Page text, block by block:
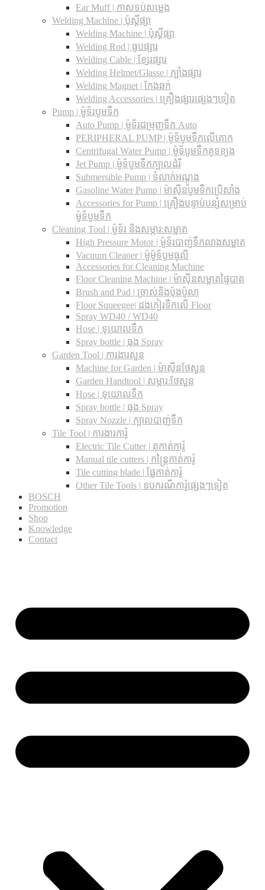
Ear Muff | កាសទប់សម្លេង
Welding Machine | ប៉ុស្តិ៍ផ្សា
Welding Machine | ប៉ុស្តិ៍ផ្សា
Welding Rod | ធូបផ្សារ
Welding Cable | ខ្សែរផ្សារ
Welding Helmet/Glasse | ក្បាំងផ្សារ
Welding Magnet | កែងឆក់
Welding Accessories | គ្រឿងផ្សារផ្សេងៗទៀត
Pump | ម៉ូទ័របូមទឹក
Auto Pump | ម៉ូទ័រជម្រុញទឹក Auto
PERIPHERAL PUMP | ម៉ូទ័បូមទឹកលើគោក
Centrifugal Water Pump | ម៉ូទ័បូមទឹកគូទខ្យង
Jet Pump | ម៉ូទ័បូមទឹកក្បាលដំរី
Submersible Pump | ទំលាក់អណ្តូង
Gasoline Water Pump | ម៉ាស៊ីនបូមទឹកប្រើសាំង
Accessories for Pump | គ្រឿងបន្ទាប់បន្សំសម្រាប់
ម៉ូទ័បូមទឹក
Cleaning Tool | ម៉ូទ័រ និងសម្ភារ:សម្អាត
High Pressure Motor | ម៉ូទ័របាញ់ទឹកលាងសម្អាត
Vacuum Cleaner | ម៉ូម៉ូទ័បូមធូលី
Accessories for Cleaning Machine
Floor Cleaning Machine | ម៉ាស៊ីនសម្អាតផ្ទៃបាត
Brush and Pad | ច្រាស់និងប៉ុងប៉ូលា
Floor Squeegee| ដងកៀរទឺកលើ Floor
Spray WD40 / WD40
Hose | ទុយោលទឹក
Spray bottle | ធុង Spray
Garden Tool | ការងារសួន
Machine for Garden | ម៉ាស៊ីនថែសួន
Garden Handtool | សម្ភារ:ថែសួន
Hose | ទុយោលទឹក
Spray bottle | ធុង Spray
Spray Nozzle | ក្បាលបាញ់ទឹក
Tile Tool | ការងារការ៉ូ
Electric Tile Cutter | តុកាត់ការ៉ូ
Manual tile cutters | កន្ត្រៃកាត់ការ៉ូ
Tile cutting blade | ផ្លែកាត់ការ៉ូ
Other Tile Tools | ឧបករណ៏ការ៉ូផ្សេងៗទៀត
BOSCH
Promotion
Shop
Knowledge
Contact